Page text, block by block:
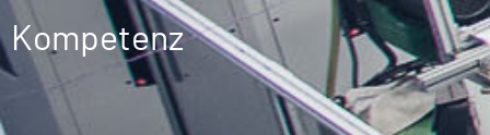
Kompetenz